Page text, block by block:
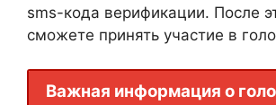
sms-кода верификации. После
сможете принять участие в
Важная информация о